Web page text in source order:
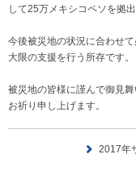
して25万メキシコペソを拠
今後被災地の状況に合わせ
大限の支援を行う所存です。
被災地の皆様に謹んで御見
お祈り申し上げます。
2017年